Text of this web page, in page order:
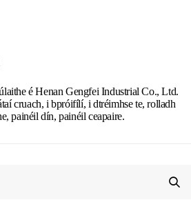
é Henan Gengfei Industrial Co., Ltd.
cruach, i bpróifílí, i dtréimhse te, rolladh
painéil dín, painéil ceapaire.